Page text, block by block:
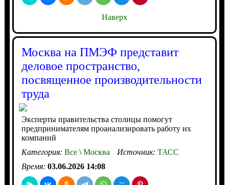
Наверх
Москва на ПМЭФ представит
деловое пространство,
посвященное производительности
труда
Эксперты правительства столицы помогут
предпринимателям проанализировать работу их
компаний
Категория: Все\Москва Источник: ТАСС
Время: 03.06.2026 14:08